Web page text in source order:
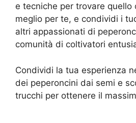
e tecniche per trovare quello
meglio per te, e condividi i
altri appassionati di
comunità di coltivatori
Condividi la tua esperienza
dei peperoncini dai semi e
trucchi per ottenere il